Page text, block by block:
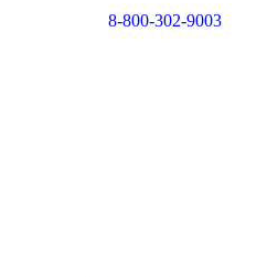
8-800-302-9003